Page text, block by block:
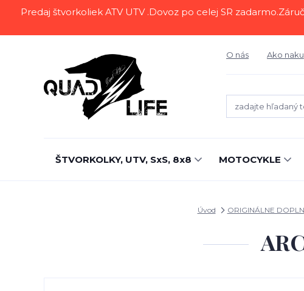
Predaj štvorkoliek ATV UTV .Dovoz po celej SR
O nás Ako
ŠTVORKOLKY, UTV, SxS, 8x8 MOTOCYKLE
Úvod ORIGINÁLNE